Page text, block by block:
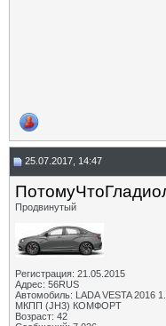
25.07.2017, 14:47
Продвинутый
Регистрация: 21.05.2015
Адрес: 56RUS
Автомобиль: LADA VESTA 2016
МКПП (JH3) КОМФОРТ
Возраст: 42